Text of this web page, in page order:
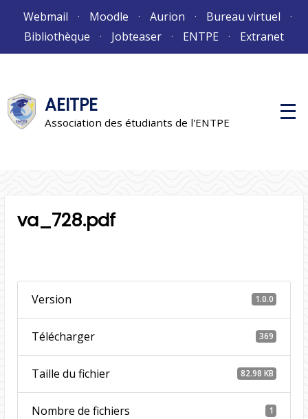
Webmail Moodle Aurion
Bureau virtuel
Bibliothèque
Jobteaser ENTPE Extranet
AEITPE
Association des étudiants de l'ENTPE
M
e
va_728.pdf
Version 1.0.0
Télécharger 369
Taille du fichier 82.98 KB
Nombre de fichiers 1